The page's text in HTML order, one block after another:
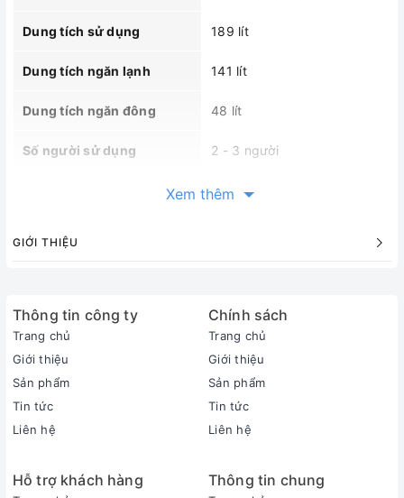
Dung tích sử dụng 189 lít
Dung tích ngăn lạnh 141 lít
Dung tích ngăn đông 48 lít
Số người sử dụng 2 - 3 người
2022
Thiết kế
1375 x 540 x 608 mm
Trọng lượng 35 kg
Chất liệu khay ngăn Kính cường lực
Xem thêm
GIỚI THIỆU
Thông tin công ty
Trang chủ
Giới thiệu
Sản phẩm
Tin tức
Liên hệ
Chính sách
Trang chủ
Giới thiệu
Sản phẩm
Tin tức
Liên hệ
Hỗ trợ khách hàng Thông tin chung